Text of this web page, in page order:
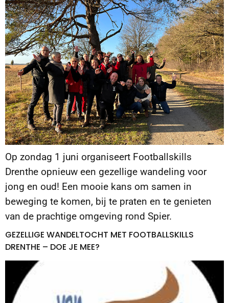
Op zondag 1 juni organiseert Footballskills
Drenthe opnieuw een gezellige wandeling voor
jong en oud! Een mooie kans om samen in
beweging te komen, bij te praten en te genieten
van de prachtige omgeving rond Spier.
GEZELLIGE WANDELTOCHT MET FOOTBALLSKILLS
DRENTHE – DOE JE MEE?